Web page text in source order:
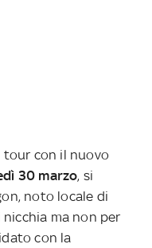
con il nuovo
30 marzo, si
noto locale di
nicchia ma non per
con la